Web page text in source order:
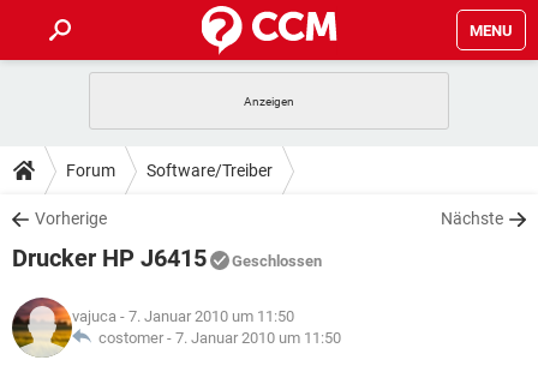
MENU
ANDROID IOS
WINDOWS 10
WHATSAPP TIKTOK
FACEBOOK
TIPPS & TRICKS
SPIELE
WHATSAPP TIKTOK
FACEBOOK
DOWNLOADS
SPIELE STREAMING
ANDROID
WINDOWS 10 INSTAGRAM
SPIELE STREAMING
ANDROID
LEXIKON
Forum Software/Treiber
Vorherige Nächste
Drucker HP J6415 Geschlossen
vajuca - 7. Januar 2010 um 11:50
costomer - 7. Januar 2010 um 11:50